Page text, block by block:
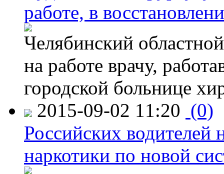
работе, в
Челябинский
на работе врачу,
городской больнице
2015-09-02 11:20 (0)
Российских водителей
наркотики по новой